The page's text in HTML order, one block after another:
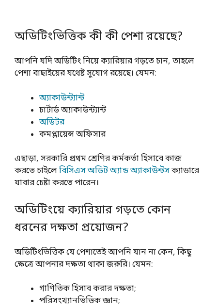
অডিটিংভিত্তিক কী কী পেশা রয়েছে?
আপনি যদি অডিটিং নিয়ে ক্যারিয়ার গড়তে চান, তাহলে
পেশা বাছাইয়ের যথেষ্ট সুযোগ রয়েছে। যেমন:
অ্যাকাউন্ট্যান্ট
চার্টার্ড অ্যাকাউন্ট্যান্ট
অডিটর
কমপ্লায়েন্স অফিসার
এছাড়া, সরকারি প্রথম শ্রেণির কর্মকর্তা হিসাবে কাজ
করতে চাইলেবিসিএস অডিট অ্যান্ড অ্যাকাউন্টসক্যাডারে
যাবার চেষ্টা করতে পারেন।
অডিটিংয়ে ক্যারিয়ার গড়তে কোন
ধরনের দক্ষতা প্রয়োজন?
অডিটিংভিত্তিক যে পেশাতেই আপনি যান না কেন, কিছু
ক্ষেত্রে আপনার দক্ষতা থাকা জরুরি। যেমন:
গাণিতিক হিসাব করার দক্ষতা;
পরিসংখ্যানভিত্তিক জ্ঞান;